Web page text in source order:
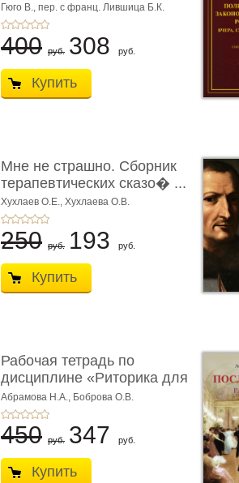
Гюго В., пер. с франц. Лившица Б.К.
400 руб. 308 руб.
Купить
Мне не страшно. Сборник
терапевтических сказо� ...
Хухлаев О.Е., Хухлаева О.В.
250 руб. 193 руб.
Купить
Рабочая тетрадь по
дисциплине «Риторика для
ю� ...
Абрамова Н.А., Боброва О.В.
450 руб. 347 руб.
Купить